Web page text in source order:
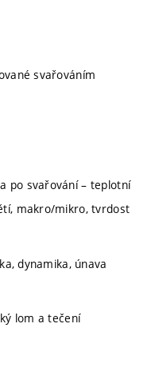
svařováním
po svařování – teplotní
makro/mikro, tvrdost
dynamika, únava
lom a tečení